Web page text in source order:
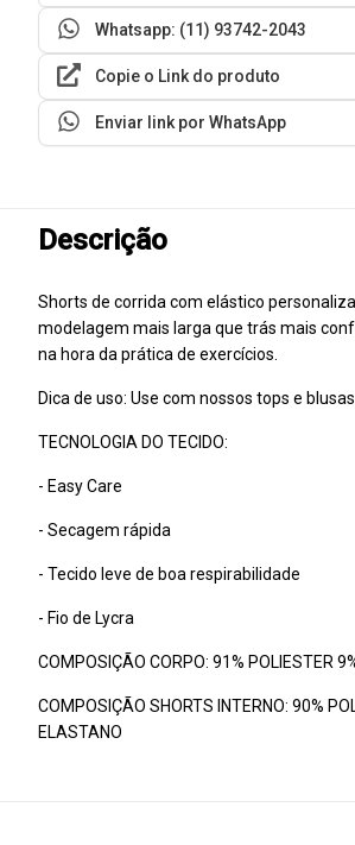
Whatsapp: (11) 93742-2043
Copie o Link do produto
Enviar link por WhatsApp
Descrição
Shorts de corrida com elástico
modelagem mais larga que trás mais
na hora da prática de exercícios.
Dica de uso: Use com nossos tops e
TECNOLOGIA DO TECIDO:
- Easy Care
- Secagem rápida
- Tecido leve de boa respirabilidade
- Fio de Lycra
COMPOSIÇÃO CORPO: 91% POLIESTER
COMPOSIÇÃO SHORTS INTERNO: 90%
ELASTANO